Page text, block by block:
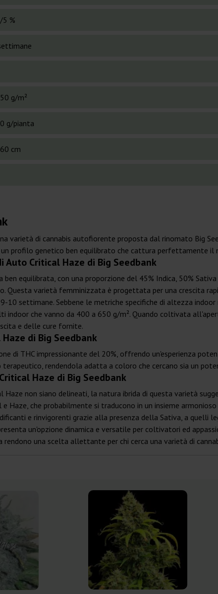
%
g/m²
g/pianta
cm
varietà di cannabis autofiorente proposta dal rinomato Big
profilo genetico ben equilibrato che cattura perfettamente il
Critical Haze di Big Seedbank
equilibrata, con una proporzione del 45% Indica, 50%
Questa varietà femminizzata è progettata per una crescita
10 settimane. Sebbene le metriche specifiche di altezza
indoor che vanno da 400 a 650 g/m². Quando coltivata
e delle cure fornite.
di Big Seedbank
di THC impressionante del 20%, offrendo un'esperienza
rendendola adatta a coloro che cercano sia un
Haze di Big Seedbank
non siano delineati, la natura ibrida di questa varietà
che probabilmente si traducono in un insieme
e rinvigorenti grazie alla presenza della Sativa, a quelli
un'opzione dinamica e versatile per coltivatori ed
una scelta allettante per chi cerca una varietà di